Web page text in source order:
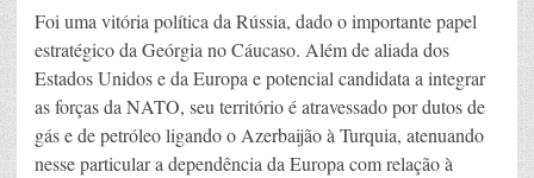
Foi uma vitória política da Rússia, dado o importante papel
estratégico da Geórgia no Cáucaso. Além de aliada dos
Estados Unidos e da Europa e potencial candidata a integrar
as forças da NATO, seu território é atravessado por dutos de
gás e de petróleo ligando o Azerbaijão à Turquia, atenuando
nesse particular a dependência da Europa com relação à